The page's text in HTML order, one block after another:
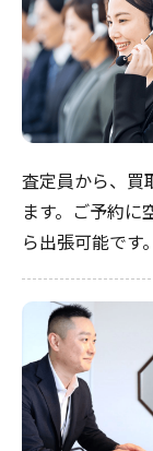
査定員から、買
ます。ご予約に
ら出張可能です。